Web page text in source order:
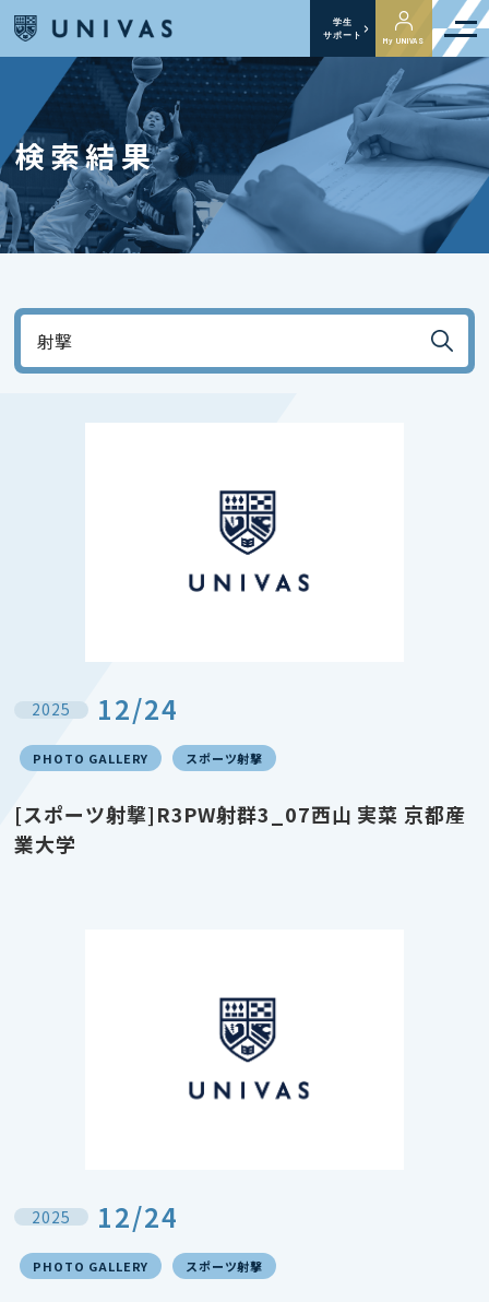
学生
サポート
My UNIVAS
検索結果
2025 12/24
PHOTO GALLERY スポーツ射撃
[スポーツ射撃]R3PW射群3_07西山 実菜 京都産
業大学
2025 12/24
PHOTO GALLERY スポーツ射撃